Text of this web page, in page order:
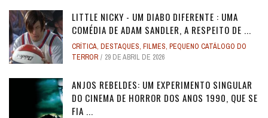
LITTLE NICKY - UM DIABO DIFERENTE : UMA
COMÉDIA DE ADAM SANDLER, A RESPEITO DE ...
CRÍTICA, DESTAQUES, FILMES, PEQUENO CATÁLOGO DO
TERROR
29 DE ABRIL DE 2026
ANJOS REBELDES: UM EXPERIMENTO SINGULAR
DO CINEMA DE HORROR DOS ANOS 1990, QUE SE
FIA ...